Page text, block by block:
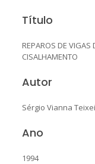
Título
REPAROS DE VIGAS
CISALHAMENTO
Autor
Sérgio Vianna
Ano
1994